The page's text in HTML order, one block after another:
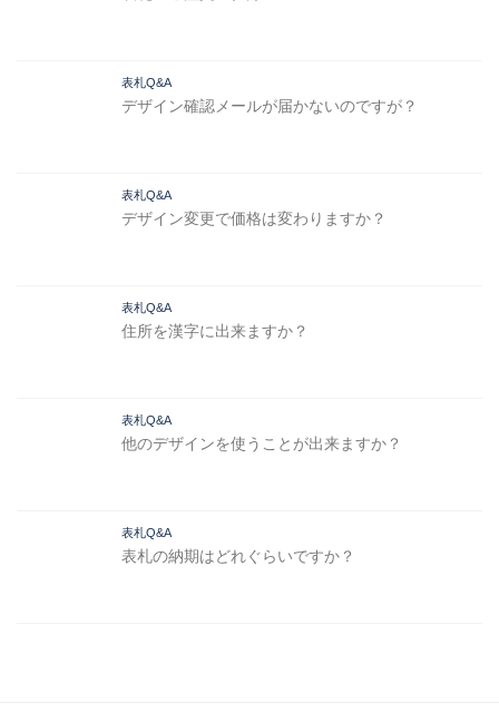
表札Q&A
デザイン確認メールが届かないのですが？
表札Q&A
デザイン変更で価格は変わりますか？
表札Q&A
住所を漢字に出来ますか？
表札Q&A
他のデザインを使うことが出来ますか？
表札Q&A
表札の納期はどれぐらいですか？